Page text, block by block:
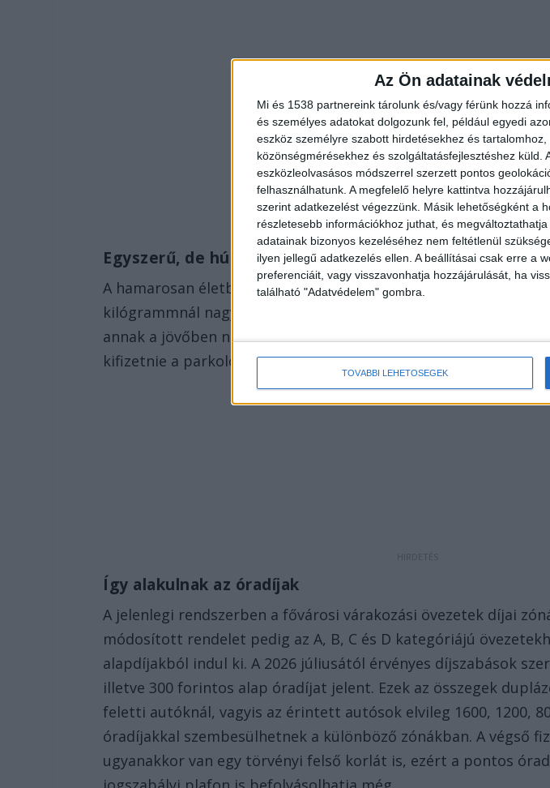
Az Ön adatainak
Mi és 1538 partnereink tárolunk és/vagy férünk hozzá
és személyes adatokat dolgozunk fel, például egyedi
eszköz személyre szabott hirdetésekhez és
közönségmérésekhez és szolgáltatásfejlesztéshez küld.
eszközleolvasásos módszerrel szerzett pontos
felhasználhatunk. A megfelelő helyre kattintva
szerint adatkezelést végezzünk. Másik lehetőségként a
részletesebb információkhoz juthat, és megváltoztathatja
adatainak bizonyos kezeléséhez nem feltétlenül
ilyen jellegű adatkezelés ellen. A beállításai csak erre a
preferenciáit, vagy visszavonhatja hozzájárulását, ha
található "Adatvédelem" gombra.
TOVÁBBI LEHETŐSÉGEK
Egyszerű, de húsbavágó szabály
A hamarosan életbe lépő szabály lényege egyszerű: aki 2
kilógrammnál nagyobb tömegű autóval áll meg egy fizetős
annak a jövőben nem az alapdíjat, hanem annak a pontosan a
kifizetnie a parkolóautomatáknál vagy a mobilapplikációkon
Így alakulnak az óradíjak
A jelenlegi rendszerben a fővárosi várakozási övezetek díjai
módosított rendelet pedig az A, B, C és D kategóriájú
alapdíjakból indul ki. A 2026 júliusától érvényes díjszabások
illetve 300 forintos alap óradíjat jelent. Ezek az összegek
feletti autóknál, vagyis az érintett autósok elvileg 1600, 1200,
óradíjakkal szembesülhetnek a különböző zónákban. A végső
ugyanakkor van egy törvényi felső korlát is, ezért a pontos